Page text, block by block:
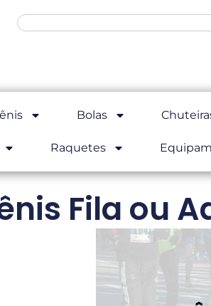
Bolas
Raquetes
Fila ou